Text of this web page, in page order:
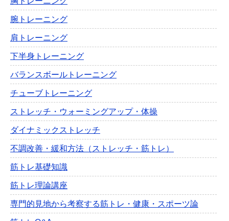
腕トレーニング
肩トレーニング
下半身トレーニング
バランスボールトレーニング
チューブトレーニング
ストレッチ・ウォーミングアップ・体操
ダイナミックストレッチ
不調改善・緩和方法（ストレッチ・筋トレ）
筋トレ基礎知識
筋トレ理論講座
専門的見地から考察する筋トレ・健康・スポーツ論